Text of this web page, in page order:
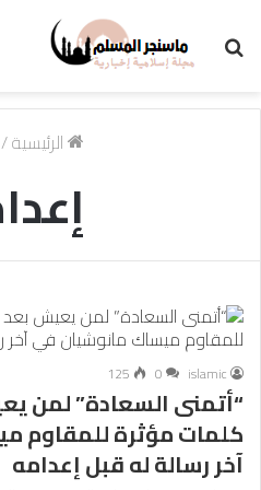
الرئيسية/
islamic
0
125
“أتمنى السعادة” لمن
كلمات مؤثرة للمقاوم
آخر رسالة له قبل إعدامه